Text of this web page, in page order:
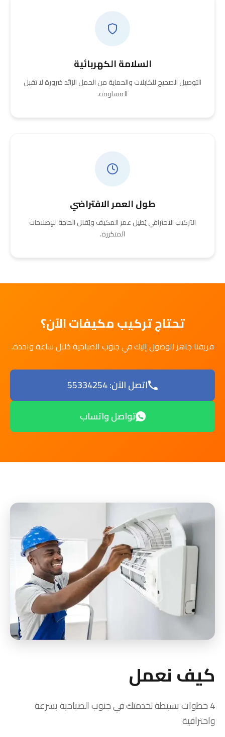
السلامة الكهربائية
التوصيل الصحيح للكابلات والحماية من الحمل الزائد ضرورة لا تقبل
المساومة.
طول العمر الافتراضي
التركيب الاحترافي يُطيل عمر المكيف ويُقلل الحاجة للإصلاحات
المتكررة.
تحتاج تركيب مكيفات الآن؟
فريقنا جاهز للوصول إليك في جنوب الصباحية خلال ساعة واحدة.
اتصل الآن: 55334254
تواصل واتساب
كيف نعمل
4 خطوات بسيطة لخدمتك في جنوب الصباحية بسرعة
واحترافية